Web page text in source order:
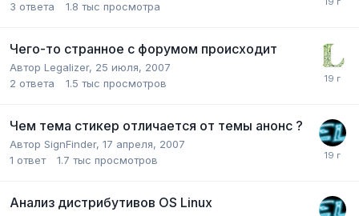
3 ответа 1.8 тыс просмотра
Чего-то странное с форумом происходит
Автор Legalizer, 25 июля, 2007
2 ответа 1.5 тыс просмотров
Чем тема стикер отличается от темы анонс ?
Автор SignFinder, 17 апреля, 2007
1 ответ 1.7 тыс просмотров
Анализ дистрибутивов OS Linux